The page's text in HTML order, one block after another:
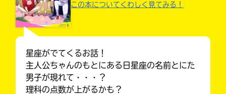
大人気
この本についてくわしく見てみる！
星座がでてくるお話！
主人公ちゃんのもとにある日星座の名前とにた
男子が現れて・・・？
理科の点数が上がるかも？